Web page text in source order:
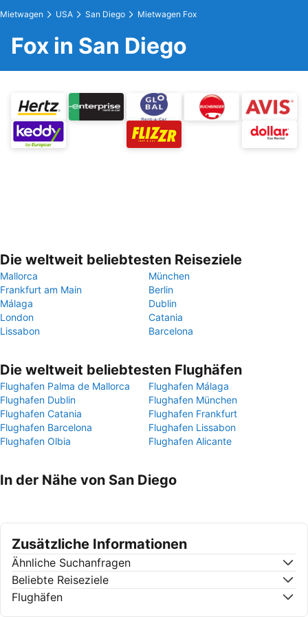
Mietwagen USA San Diego Mietwagen Fox
Fox in San Diego
Die weltweit beliebtesten Reiseziele
Mallorca
München
Frankfurt am Main
Berlin
Málaga
Dublin
London
Catania
Lissabon
Barcelona
Die weltweit beliebtesten Flughäfen
Flughafen Palma de Mallorca
Flughafen Málaga
Flughafen Dublin
Flughafen München
Flughafen Catania
Flughafen Frankfurt
Flughafen Barcelona
Flughafen Lissabon
Flughafen Olbia
Flughafen Alicante
In der Nähe von San Diego
Zusätzliche Informationen
Ähnliche Suchanfragen
Beliebte Reiseziele
Flughäfen